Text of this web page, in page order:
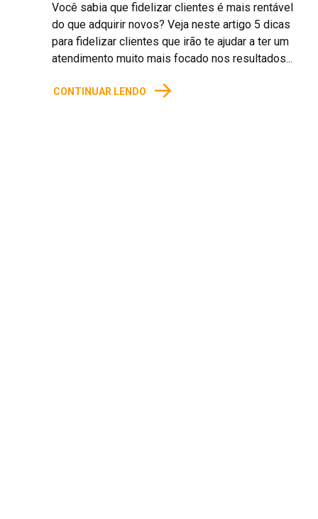
Você sabia que fidelizar clientes é mais rentável
do que adquirir novos? Veja neste artigo 5 dicas
para fidelizar clientes que irão te ajudar a ter um
atendimento muito mais focado nos resultados...
CONTINUAR LENDO →